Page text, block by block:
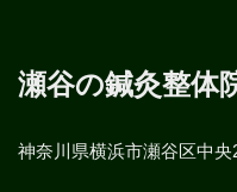
瀬谷の鍼灸整体
神奈川県横浜市瀬谷区中